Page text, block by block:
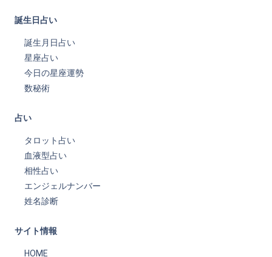
誕生日占い
誕生月日占い
星座占い
今日の星座運勢
数秘術
占い
タロット占い
血液型占い
相性占い
エンジェルナンバー
姓名診断
サイト情報
HOME